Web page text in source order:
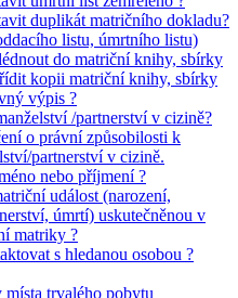
duplikát matričního dokladu?
listu, úmrtního listu)
do matriční knihy, sbírky
kopii matriční knihy, sbírky
výpis ?
/partnerství v cizině?
o právní způsobilosti k
partnerství v cizině.
nebo příjmení ?
událost (narození,
úmrtí) uskutečněnou v
matriky ?
s hledanou osobou ?
místa trvalého pobytu